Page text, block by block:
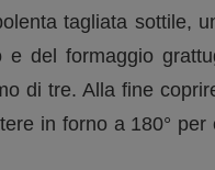
tagliata sottile,
e del formaggio
di tre. Alla fine
in forno a 180°